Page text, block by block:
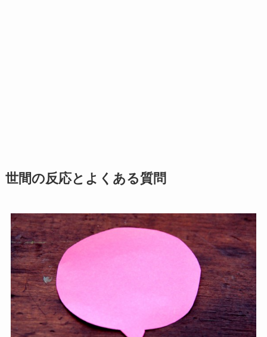
世間の反応とよくある質問